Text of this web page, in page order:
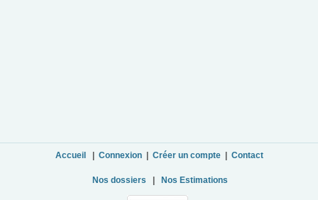
Accueil Connexion| Créer un compte| Contact
Nos dossiers Nos Estimations